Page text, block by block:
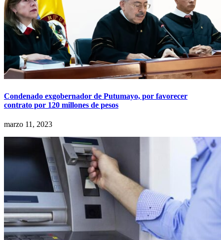
Condenado exgobernador de Putumayo, por favorecer
contrato por 120 millones de pesos
marzo 11, 2023